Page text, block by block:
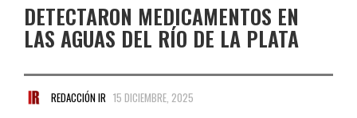
DETECTARON MEDICAMENTOS EN
LAS AGUAS DEL RÍO DE LA PLATA
REDACCIÓN IR 15 DICIEMBRE, 2025